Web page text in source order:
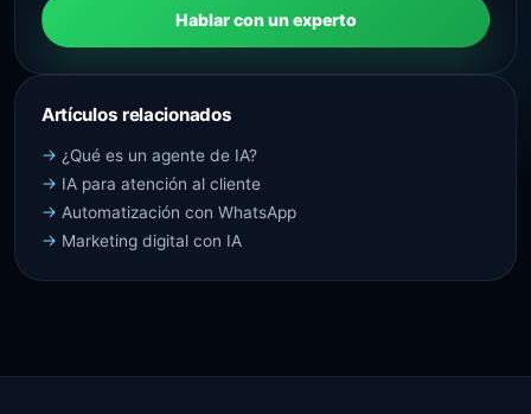
Hablar con un experto
Artículos relacionados
¿Qué es un agente de IA?
IA para atención al cliente
Automatización con WhatsApp
Marketing digital con IA